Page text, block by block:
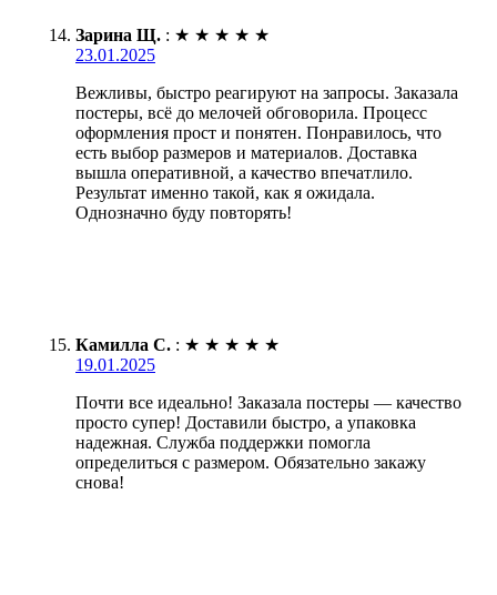
Зарина Щ. : ★ ★ ★ ★ ★
23.01.2025
Вежливы, быстро реагируют на запросы. Заказала
постеры, всё до мелочей обговорила. Процесс
оформления прост и понятен. Понравилось, что
есть выбор размеров и материалов. Доставка
вышла оперативной, а качество впечатлило.
Результат именно такой, как я ожидала.
Однозначно буду повторять!
Камилла С. : ★ ★ ★ ★ ★
19.01.2025
Почти все идеально! Заказала постеры — качество
просто супер! Доставили быстро, а упаковка
надежная. Служба поддержки помогла
определиться с размером. Обязательно закажу
снова!